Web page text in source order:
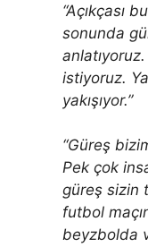
“Açıkçası
sonunda
istiyoruz.
yakışıyor.”
“Güreş
Pek çok
güreş sizin
futbol
beyzbolda